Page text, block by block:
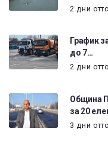
2 дни
График
до 7…
2 дни
Община
за 20
3 дни